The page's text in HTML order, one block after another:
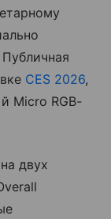
CES 2026,
Micro RGB-
двух